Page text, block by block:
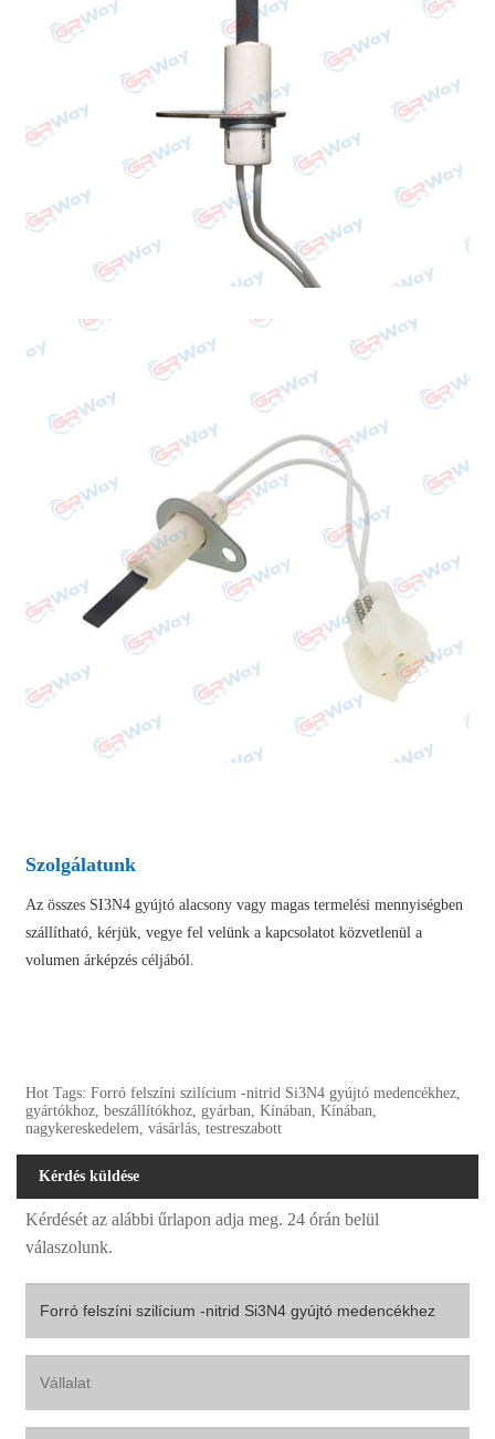
Szolgálatunk
Az összes SI3N4 gyújtó alacsony vagy magas termelési mennyiségben
szállítható, kérjük, vegye fel velünk a kapcsolatot közvetlenül a
volumen árképzés céljából.
Hot Tags: Forró felszíni szilícium -nitrid Si3N4 gyújtó medencékhez,
gyártókhoz, beszállítókhoz, gyárban, Kínában, Kínában,
nagykereskedelem, vásárlás, testreszabott
Kérdés küldése
Kérdését az alábbi űrlapon adja meg. 24 órán belül
válaszolunk.